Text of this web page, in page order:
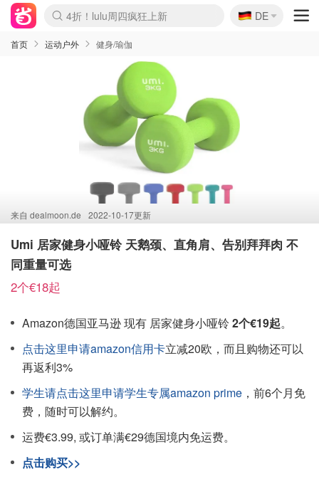
Boticinal 夏促开抢！
4折！lulu周四疯狂上新
还没结束！&OtherStories大促
Joybuy变相75折 随时失效
速领！Stanley独家85折
疑似霸哥！Camper额外叠85折
Zalando 奥莱闪促！每日更新
Moncler反季囤！5折起+叠9折
Coach Brooklyn仅€192
🇩🇪
DE
首页 运动户外 健身/瑜伽
来自 dealmoon.de 2022-10-17更新
Umi 居家健身小哑铃 天鹅颈、直角肩、告别拜拜肉 不
同重量可选
2个€18起
Amazon德国亚马逊 现有 居家健身小哑铃2个€19起。
点击这里申请amazon信用卡立减20欧，而且购物还可以
再返利3%
学生请点击这里申请学生专属amazon prime ，前6个月免
费，随时可以解约。
运费€3.99, 或订单满€29德国境内免运费。
点击购买>>